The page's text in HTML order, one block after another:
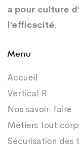
a pour culture
l’efficacité.
Menu
Accueil
Vertical R
Nos savoir-faire
Métiers tout
Sécurisation des